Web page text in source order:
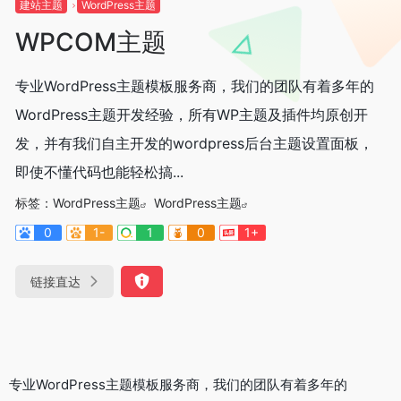
建站主题 WordPress主题
WPCOM主题
专业WordPress主题模板服务商，我们的团队有着多年的
WordPress主题开发经验，所有WP主题及插件均原创开
发，并有我们自主开发的wordpress后台主题设置面板，
即使不懂代码也能轻松搞...
标签： WordPress主题
WordPress主题
0
1- 1 0 1+
链接直达
专业WordPress主题模板服务商，我们的团队有着多年的